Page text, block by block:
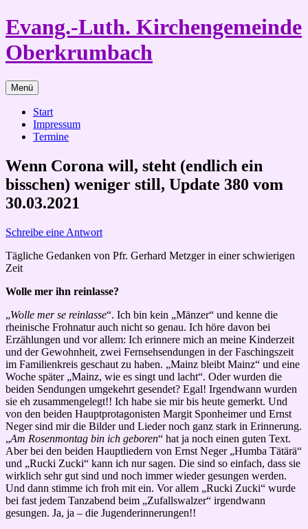
Zum
Inhalt
springen
Evang.-Luth. Kirchengemeinde
Oberkrumbach
Menü
Start
Impressum
Termine
Wenn Corona will, steht (endlich ein
bisschen) weniger still, Update 380 vom
30.03.2021
Schreibe eine Antwort
Tägliche Gedanken von Pfr. Gerhard Metzger in einer schwierigen
Zeit
Wolle mer ihn reinlasse?
„Wolle mer se reinlasse“. Ich bin kein „Mänzer“ und kenne die
rheinische Frohnatur auch nicht so genau. Ich höre davon bei
Erzählungen und vor allem: Ich erinnere mich an meine Kinderzeit
und der Gewohnheit, zwei Fernsehsendungen in der Faschingszeit
im Familienkreis geschaut zu haben. „Mainz bleibt Mainz“ und eine
Woche später „Mainz, wie es singt und lacht“. Oder wurden die
beiden Sendungen umgekehrt gesendet? Egal! Irgendwann wurden
sie eh zusammengelegt!! Ich habe sie mir bis heute gemerkt. Und
von den beiden Hauptprotagonisten Margit Sponheimer und Ernst
Neger sind mir die Bilder und Lieder noch ganz stark in Erinnerung.
„Am Rosenmontag bin ich geboren“ hat ja noch einen guten Text.
Aber bei den beiden Hauptliedern von Ernst Neger „Humba Tätärä“
und „Rucki Zucki“ kann ich nur sagen. Die sind so einfach, dass sie
wirklich sehr gut sind und noch immer wieder gesungen werden.
Und dann stimme ich froh mit ein. Vor allem „Rucki Zucki“ wurde
bei fast jedem Tanzabend beim „Zufallswalzer“ irgendwann
gesungen. Ja, ja – die Jugenderinnerungen!!